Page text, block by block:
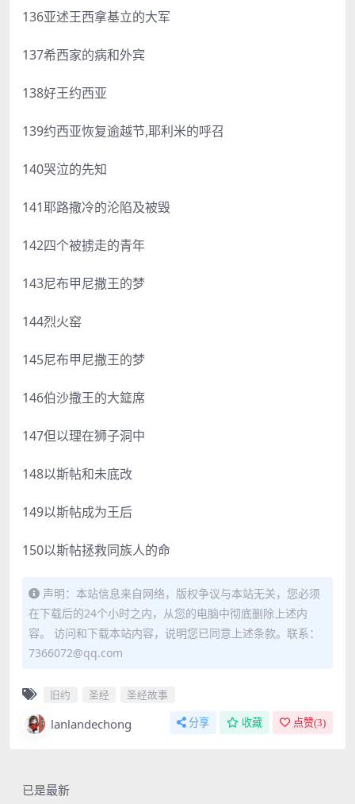
136亚述王西拿基立的大军
137希西家的病和外宾
138好王约西亚
139约西亚恢复逾越节,耶利米的呼召
140哭泣的先知
141耶路撒冷的沦陷及被毁
142四个被掳走的青年
143尼布甲尼撒王的梦
144烈火窑
145尼布甲尼撒王的梦
146伯沙撒王的大筵席
147但以理在狮子洞中
148以斯帖和未底改
149以斯帖成为王后
150以斯帖拯救同族人的命
声明：本站信息来自网络，版权争议与本站无关，您必须
在下载后的24个小时之内，从您的电脑中彻底删除上述内
容。 访问和下载本站内容，说明您已同意上述条款。联系：
7366072@qq.com
旧约 圣经 圣经故事
lanlandechong 分享 收藏 点赞(3)
已是最新